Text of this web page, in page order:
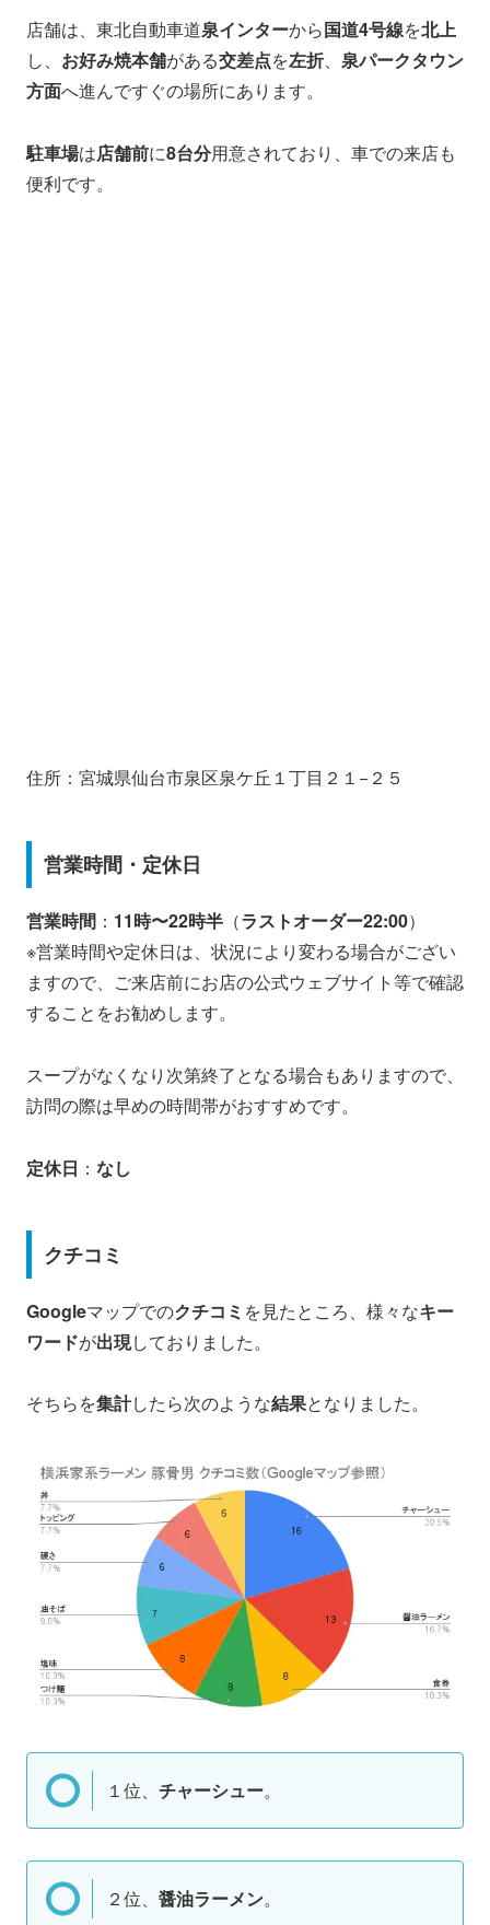
店舗は、東北自動車道泉インターから国道4号線を北上
し、 お好み焼本舗がある交差点を左折、 泉パークタウン
方面へ進んですぐの場所にあります。
駐車場は店舗前に8台分用意されており、車での来店も
便利です。
住所：宮城県仙台市泉区泉ケ丘１丁目２１−２５
営業時間・定休日
営業時間 ： 11時〜22時半 （ラストオーダー22:00）
※営業時間や定休日は、状況により変わる場合がござい
ますので、ご来店前にお店の公式ウェブサイト等で確認
することをお勧めします。
スープがなくなり次第終了となる場合もありますので、
訪問の際は早めの時間帯がおすすめです。
定休日 ： なし
クチコミ
Googleマップでのクチコミ を見たところ、様々なキー
ワードが出現しておりました。
そちらを集計したら次のような結果となりました。
１位、 チャーシュー。
２位、 醤油ラーメン。